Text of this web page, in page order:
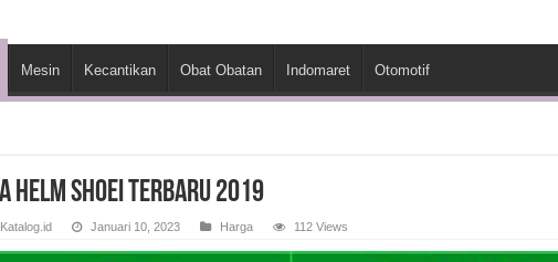
Mesin Kecantikan Obat Obatan Indomaret Otomotif
Helm Shoei Terbaru 2019
Januari 10, 2023 Harga 112 Views